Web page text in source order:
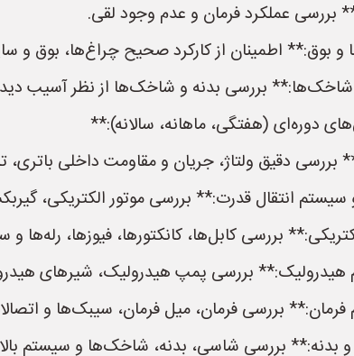
بررسی عملکرد فرمان و عدم وجود لقی.
بوق:** اطمینان از کارکرد صحیح چراغ‌ها، بوق و
بررسی بدنه و شاخک‌ها از نظر آسیب
دوره‌ای (هفتگی، ماهانه، سالانه):**
بررسی دقیق ولتاژ، جریان و مقاومت داخلی
انتقال قدرت:** بررسی موتور الکتریکی،
بررسی کابل‌ها، کانکتورها، فیوزها، رله‌ها و
بررسی پمپ هیدرولیک، شیرهای
بررسی فرمان، میل فرمان، سیبک‌ها و
بررسی شاسی، بدنه، شاخک‌ها و سیستم